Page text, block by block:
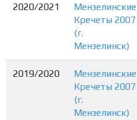
2020/2021
Мензелинские
Кречеты 2007
(г.
Мензелинск)
2019/2020
Мензелинские
Кречеты 2007
(г.
Мензелинск)